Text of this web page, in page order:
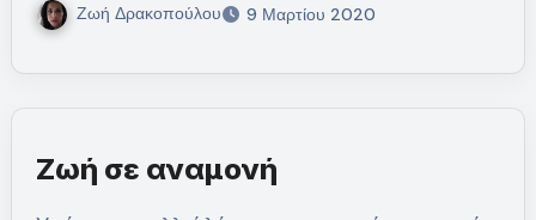
Ζωή Δρακοπούλου 9 Μαρτίου 2020
Ζωή σε αναμονή